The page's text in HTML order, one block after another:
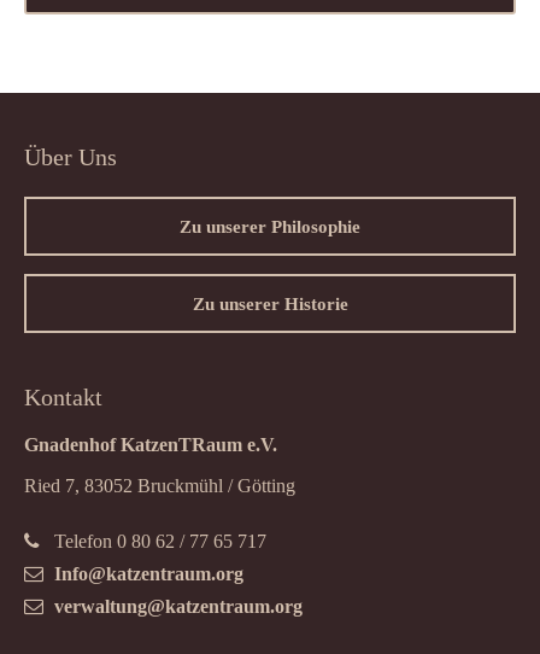
Über Uns
Zu unserer Philosophie
Zu unserer Historie
Kontakt
Gnadenhof KatzenTRaum e.V.
Ried 7, 83052 Bruckmühl / Götting
Telefon 0 80 62 / 77 65 717
Info@katzentraum.org
verwaltung@katzentraum.org